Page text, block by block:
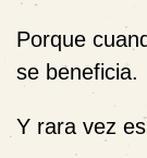
Porque
se beneficia.
Y rara vez